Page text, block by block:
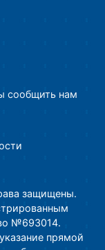
сообщить нам
защищены.
№693014.
прямой